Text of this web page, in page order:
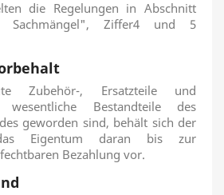
die Regelungen in Abschnitt
Sachmängel", Ziffer4 und 5
Zubehör-, Ersatzteile und
Bestandteile des
geworden sind, behält sich der
Eigentum daran bis zur
Bezahlung vor.